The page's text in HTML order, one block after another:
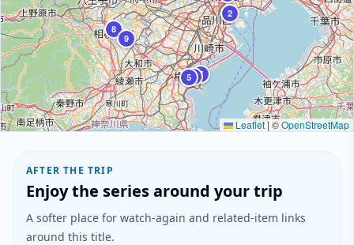
2
4
5 7
8
9
Leaflet|©OpenStreetMap
AFTER THE TRIP
Enjoy the series around your trip
A softer place for watch-again and related-item links
around this title.